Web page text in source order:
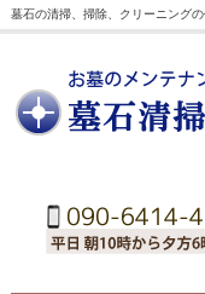
墓石の清掃、掃除、クリーニング